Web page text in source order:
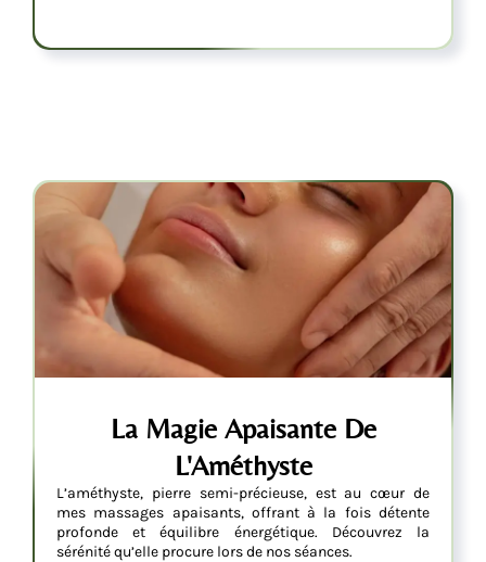
La Magie Apaisante De
L'Améthyste
L’améthyste, pierre semi-précieuse, est au cœur de
mes massages apaisants, offrant à la fois détente
profonde et équilibre énergétique. Découvrez la
sérénité qu’elle procure lors de nos séances.